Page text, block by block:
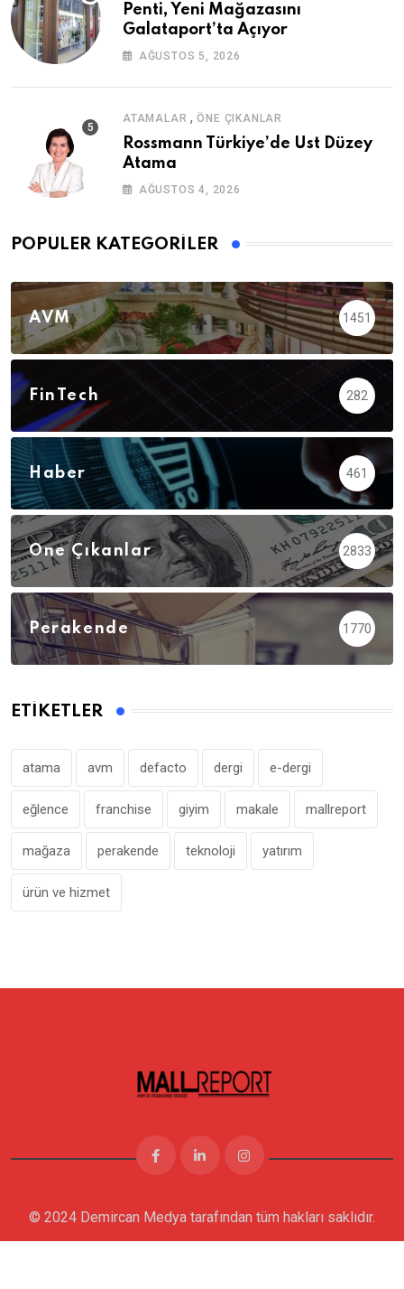
Penti, Yeni Mağazasını
Galataport’ta Açıyor
AĞUSTOS 5, 2026
ATAMALAR ,ÖNE ÇIKANLAR
Rossmann Türkiye’de Üst Düzey
Atama
AĞUSTOS 4, 2026
POPÜLER KATEGORILER
AVM 1451
FinTech 282
Haber 461
Öne Çıkanlar 2833
Perakende 1770
ETIKETLER
atama avm defacto dergi e-dergi
eğlence franchise giyim makale mallreport
mağaza perakende teknoloji yatırım
ürün ve hizmet
© 2024 Demircan Medya tarafından tüm hakları saklıdır.